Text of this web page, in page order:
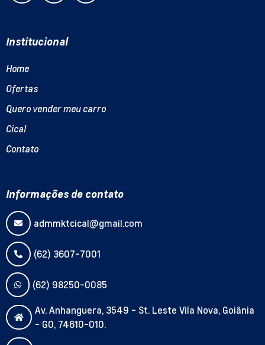
Institucional
Home
Ofertas
Quero vender meu carro
Cical
Contato
Informações de contato
admmktcical@gmail.com
(62) 3607-7001
(62) 98250-0085
Av. Anhanguera, 3549 - St. Leste Vila Nova, Goiânia
- GO, 74610-010.